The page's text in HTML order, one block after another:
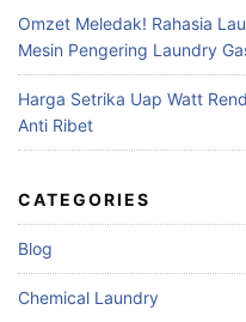
Omzet Meledak! Rahasia
Mesin Pengering Laundry
Harga Setrika Uap Watt
Anti Ribet
CATEGORIES
Blog
Chemical Laundry